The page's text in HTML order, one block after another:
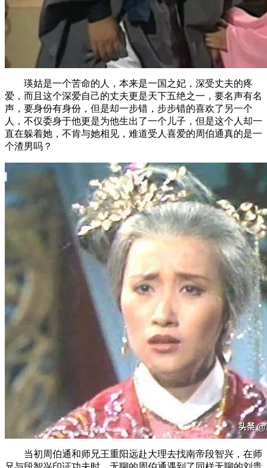
瑛姑是一个苦命的人，本来是一国之妃，深受丈夫的疼
爱，而且这个深爱自己的丈夫更是天下五绝之一，要名声有名
声，要身份有身份，但是却一步错，步步错的喜欢了另一个
人，不仅委身于他更是为他生出了一个儿子，但是这个人却一
直在躲着她，不肯与她相见，难道受人喜爱的周伯通真的是一
个渣男吗？
当初周伯通和师兄王重阳远赴大理去找南帝段智兴，在师